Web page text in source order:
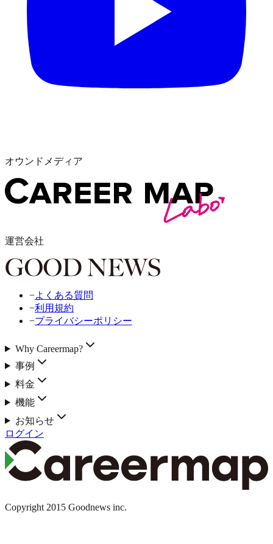
オウンドメディア
運営会社
−よくある質問
−利用規約
−プライバシーポリシー
Why Careermap?
事例
料金
機能
お知らせ
ログイン
Copyright 2015 Goodnews inc.